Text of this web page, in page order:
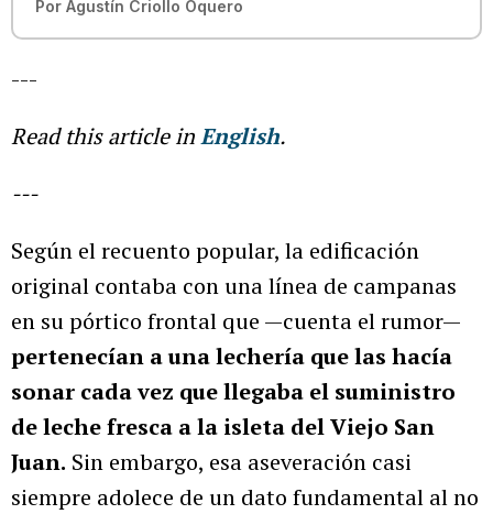
Por Agustín Criollo Oquero
---
Read this article inEnglish.
---
Según el recuento popular, la edificación
original contaba con una línea de campanas
en su pórtico frontal que —cuenta el rumor—
pertenecían a una lechería que las hacía
sonar cada vez que llegaba el suministro
de leche fresca a la isleta del Viejo San
Juan. Sin embargo, esa aseveración casi
siempre adolece de un dato fundamental al no